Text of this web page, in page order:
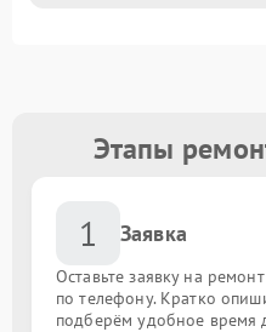
Этапы
1 Заявка
Оставьте заявку на
по телефону. Кратко
подберём удобное время